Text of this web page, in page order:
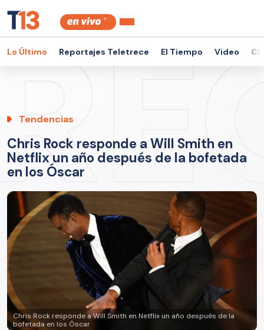
Lo Último Reportajes Teletrece El Tiempo Video
Tendencias
Chris Rock responde a Will Smith en
Netflix un año después de la bofetada
en los Óscar
Chris Rock responde a Will Smith en Netflix un año después de la
bofetada en los Óscar